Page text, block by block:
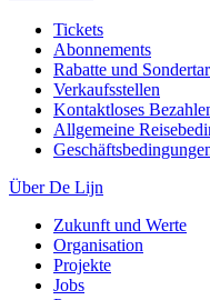
Tickets
Abonnements
Rabatte und
Verkaufsstellen
Kontaktloses
Allgemeine
Über De Lijn
Zukunft und Werte
Organisation
Projekte
Jobs